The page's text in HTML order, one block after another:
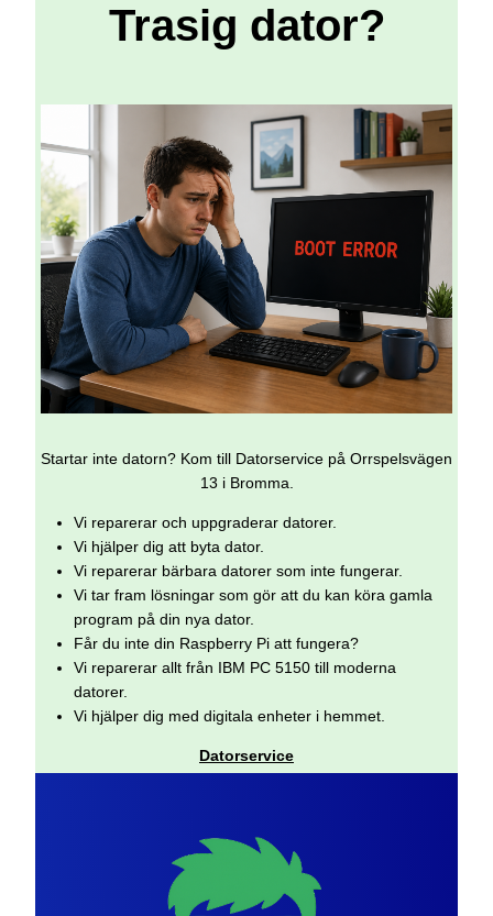
Trasig dator?
Startar inte datorn? Kom till Datorservice på Orrspelsvägen
13 i Bromma.
Vi reparerar och uppgraderar datorer.
Vi hjälper dig att byta dator.
Vi reparerar bärbara datorer som inte fungerar.
Vi tar fram lösningar som gör att du kan köra gamla
program på din nya dator.
Får du inte din Raspberry Pi att fungera?
Vi reparerar allt från IBM PC 5150 till moderna
datorer.
Vi hjälper dig med digitala enheter i hemmet.
Datorservice